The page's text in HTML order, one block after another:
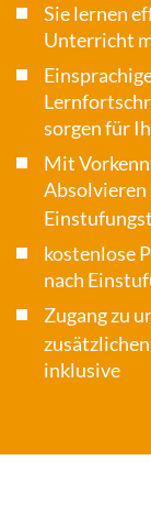
Sie lernen
Unterricht
sorgen für
Mit
Absolvieren
kostenlose
nach
Zugang zu
inklusive